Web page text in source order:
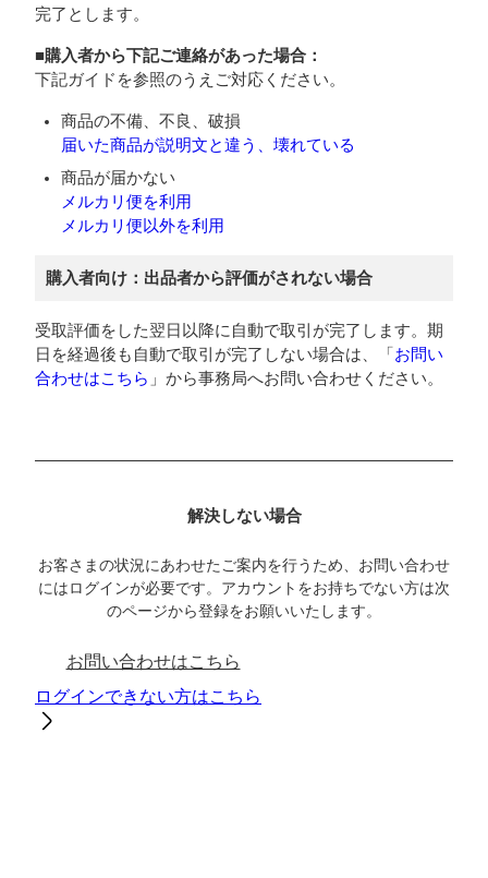
完了とします。
■購入者から下記ご連絡があった場合：
下記ガイドを参照のうえご対応ください。
商品の不備、不良、破損
届いた商品が説明文と違う、壊れている
商品が届かない
メルカリ便を利用
メルカリ便以外を利用
購入者向け：出品者から評価がされない場合
受取評価をした翌日以降に自動で取引が完了します。期
日を経過後も自動で取引が完了しない場合は、「 お問い
合わせはこちら 」から事務局へお問い合わせください。
解決しない場合
お客さまの状況にあわせたご案内を行うため、お問い合わせ
にはログインが必要です。アカウントをお持ちでない方は次
のページから登録をお願いいたします。
お問い合わせはこちら
ログインできない方はこちら